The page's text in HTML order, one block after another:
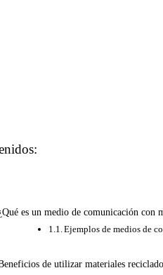
es un medio de comunicación con
Ejemplos de medios de
de utilizar materiales